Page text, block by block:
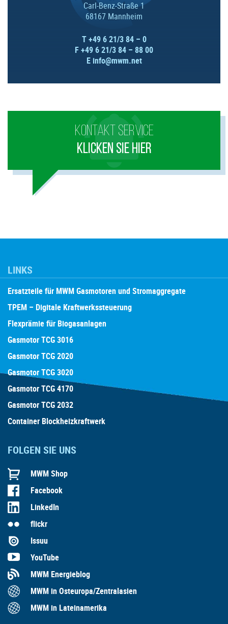
Carl-Benz-Straße 1
68167 Mannheim
T +49 6 21/3 84 – 0
F +49 6 21/3 84 – 88 00
E info@mwm.net
KONTAKT SERVICE
KLICKEN SIE HIER
LINKS
Ersatzteile für MWM Gasmotoren und Stromaggregate
TPEM – Digitale Kraftwerkssteuerung
Flexprämie für Biogasanlagen
Gasmotor TCG 3016
Gasmotor TCG 2020
Gasmotor TCG 3020
Gasmotor TCG 4170
Gasmotor TCG 2032
Container Blockheizkraftwerk
FOLGEN SIE UNS
MWM Shop
Facebook
LinkedIn
flickr
Issuu
YouTube
MWM Energieblog
MWM in Osteuropa/Zentralasien
MWM in Lateinamerika